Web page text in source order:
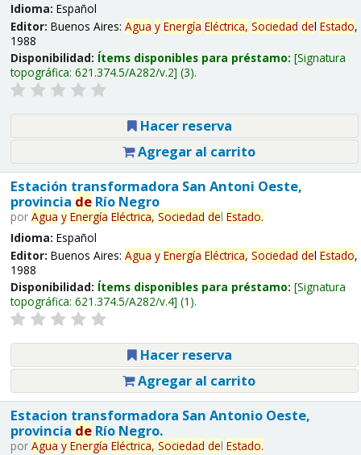
Idioma: Español
Editor: Buenos Aires: Agua y Energía Eléctrica, Sociedad del Estado,
1988
Disponibilidad: Ítems disponibles para préstamo: Signatura
topográfica: 621.374.5/A282/v.2 (3).
Hacer reserva
Agregar al carrito
Estación transformadora San Antoni Oeste,
provincia deRío Negro
por Agua y Energía Eléctrica, Sociedad del Estado.
Idioma: Español
Editor: Buenos Aires: Agua y Energía Eléctrica, Sociedad del Estado,
1988
Disponibilidad: Ítems disponibles para préstamo: Signatura
topográfica: 621.374.5/A282/v.4 (1).
Hacer reserva
Agregar al carrito
Estacion transformadora San Antonio Oeste,
provincia deRío Negro.
por Agua y Energía Eléctrica, Sociedad del Estado.